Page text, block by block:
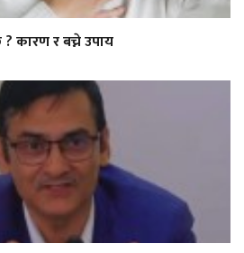
? कारण र बच्ने उपाय